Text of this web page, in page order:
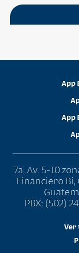
App
App
7a. Av. 5-10
Financiero Bi,
PBX: (502)
Ver